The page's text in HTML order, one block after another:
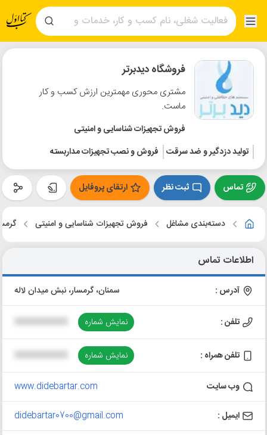
فروشگاه دیدبرتر
مشتری محوری مهمترین ارزش کسب و کار
ماست.
فروش تجهیزات شناسایی و امنیتی
تولید دزدگیر و ضد سرقت فروش و نصب تجهیزات مداربسته
تماس ثبت نظر ارتقای پروفایل
دسته‌بندی مشاغل فروش تجهیزات شناسایی و امنیتی
اطلاعات تماس
آدرس : سمنان، گرمسار، نبش میدان لاله
تلفن : نمایش شماره
تلفن همراه : نمایش شماره
وب سایت www.didebartar.com
ایمیل : didebartar0700@gmail.com